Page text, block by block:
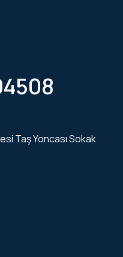
Taş Yoncası Sokak